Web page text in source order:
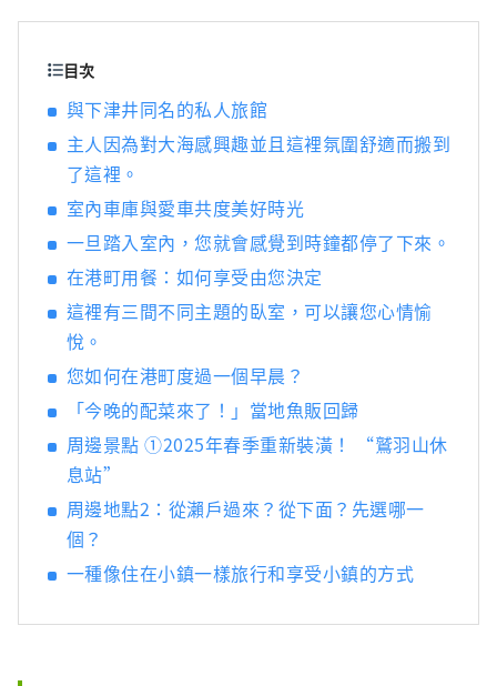
後樂園以及擁有歷史、文化和藝術的倉敷美觀
目次
與下津井同名的私人旅館
主人因為對大海感興趣並且這裡氛圍舒適而搬到
了這裡。
室內車庫與愛車共度美好時光
一旦踏入室內，您就會感覺到時鐘都停了下來。
在港町用餐：如何享受由您決定
這裡有三間不同主題的臥室，可以讓您心情愉
悅。
您如何在港町度過一個早晨？
「今晚的配菜來了！」當地魚販回歸
周邊景點 ①2025年春季重新裝潢！ “鷲羽山休
息站”
周邊地點2：從瀨戶過來？從下面？先選哪一
個？
一種像住在小鎮一樣旅行和享受小鎮的方式